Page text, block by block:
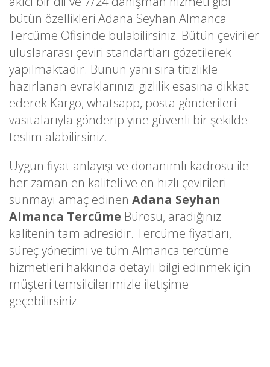
bütün özellikleri Adana Seyhan Almanca
Tercüme Ofisinde bulabilirsiniz. Bütün çeviriler
uluslararası çeviri standartları gözetilerek
yapılmaktadır. Bunun yanı sıra titizlikle
hazırlanan evraklarınızı gizlilik esasına dikkat
ederek Kargo, whatsapp, posta gönderileri
vasıtalarıyla gönderip yine güvenli bir şekilde
teslim alabilirsiniz.
Uygun fiyat anlayışı ve donanımlı kadrosu ile
her zaman en kaliteli ve en hızlı çevirileri
sunmayı amaç edinen Adana Seyhan
Almanca Tercüme Bürosu, aradığınız
kalitenin tam adresidir. Tercüme fiyatları,
süreç yönetimi ve tüm Almanca tercüme
hizmetleri hakkında detaylı bilgi edinmek için
müşteri temsilcilerimizle iletişime
geçebilirsiniz.